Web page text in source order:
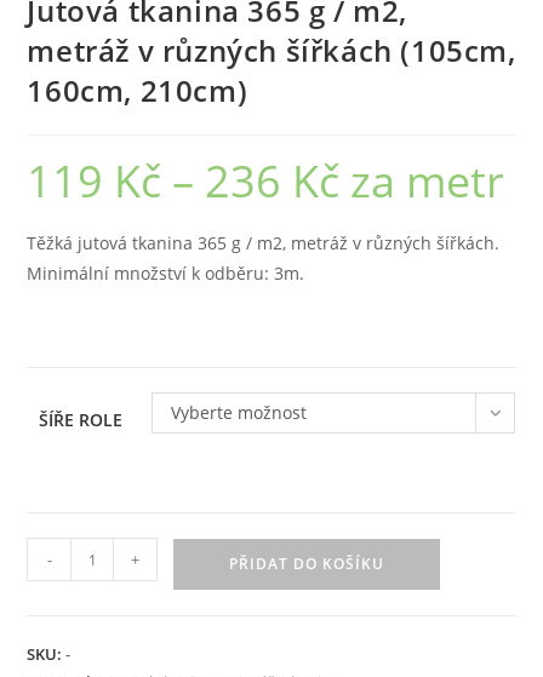
Jutová tkanina 365 g / m2,
metráž v různých šířkách (105cm,
160cm, 210cm)
119 Kč – 236 KčRozpětí
cen:
119 Kč
236 Kč
za metr
Těžká jutová tkanina 365 g / m2, metráž v různých šířkách.
Minimální množství k odběru: 3m.
ŠÍŘE ROLE Vyberte možnost
tkanina
- + PŘIDAT DO KOŠÍKU
SKU:-